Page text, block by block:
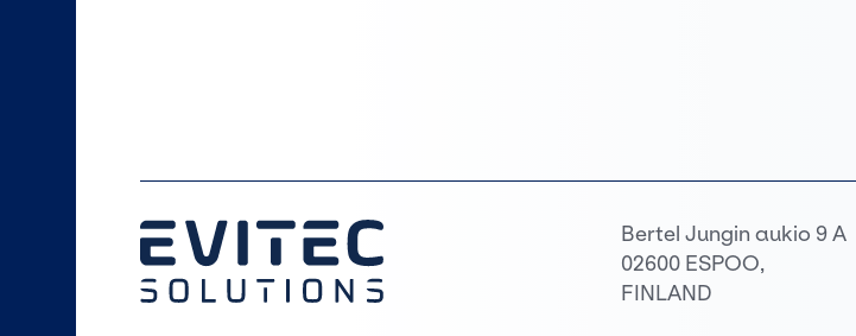
Bertel Jungin aukio 9 A
02600 ESPOO,
FINLAND